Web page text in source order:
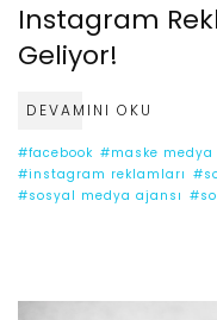
Instagram
Geliyor!
DEVAMINI OKU
#facebook #maske medya
#instagram reklamları
#sosyal medya ajansı